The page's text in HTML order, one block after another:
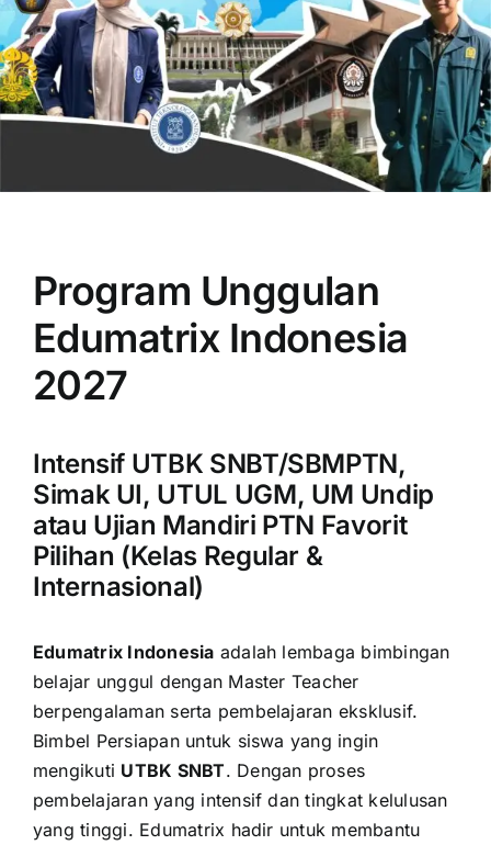
OUR PROGRAM
CONTACT US
Program Unggulan
Edumatrix Indonesia
2027
Intensif UTBK SNBT/SBMPTN,
Simak UI, UTUL UGM, UM Undip
atau Ujian Mandiri PTN Favorit
Pilihan (Kelas Regular &
Internasional)
Edumatrix Indonesia adalah lembaga bimbingan
belajar unggul dengan Master Teacher
berpengalaman serta pembelajaran eksklusif.
Bimbel Persiapan untuk siswa yang ingin
mengikuti UTBK SNBT. Dengan proses
pembelajaran yang intensif dan tingkat kelulusan
yang tinggi. Edumatrix hadir untuk membantu